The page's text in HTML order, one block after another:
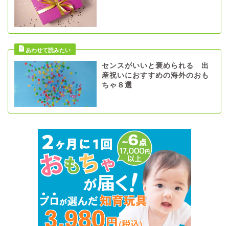
センスがいいと褒められる 出
産祝いにおすすめの海外のおも
ちゃ８選